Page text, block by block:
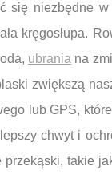
się niezbędne
kręgosłupa.
ubrania na
zwiększą
lub GPS,
chwyt i
takie